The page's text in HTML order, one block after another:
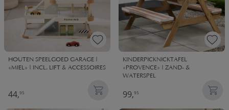
HOUTEN SPEELGOED GARAGE |
«MIEL» | INCL. LIFT & ACCESSOIRES
44,95
KINDERPICKNICKTAFEL
«PROVENCE» | ZAND- &
WATERSPEL
99,95